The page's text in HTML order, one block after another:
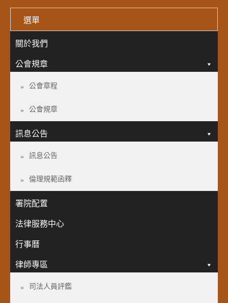
選單
關於我們
公會規章
公會章程
公會規章
訊息公告
訊息公告
倫理規範函釋
署院配置
法律服務中心
行事曆
律師專區
司法人員評鑑